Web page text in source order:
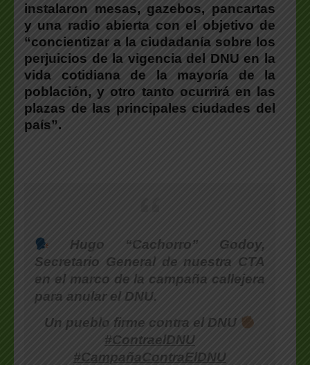
instalaron mesas, gazebos, pancartas
y una radio abierta con el objetivo de
“concientizar a la ciudadanía sobre los
perjuicios de la vigencia del DNU en la
vida cotidiana de la mayoría de la
población, y otro tanto ocurrirá en las
plazas de las principales ciudades del
país”.
Hugo “Cachorro” Godoy,
Secretario General de nuestra CTA
en el marco de la campaña callejera
para anular el DNU.
Un pueblo firme contra el DNU
#ContraelDNU
#CampañaContraElDNU